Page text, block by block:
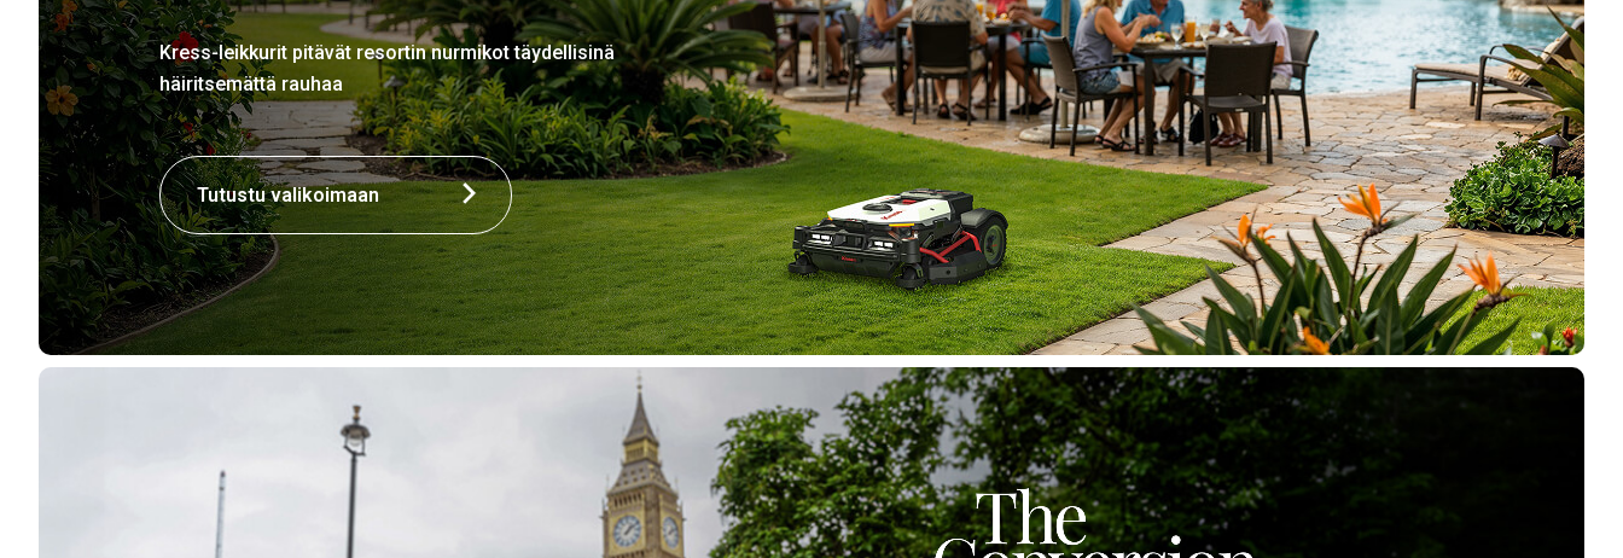
Kress-leikkurit pitävät resortin nurmikot täydellisinä
häiritsemättä rauhaa
Tutustu valikoimaan